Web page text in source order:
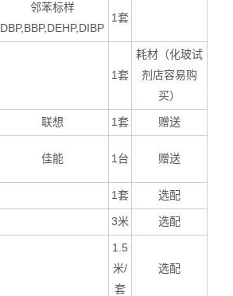
邻苯标样
DBP,BBP,DEHP,DIBP
1套
1套
耗材（化玻试
剂店容易购
买）
联想 1套 赠送
佳能 1 台 赠送
1套 选配
3米 选配
1.5
米/
套
选配